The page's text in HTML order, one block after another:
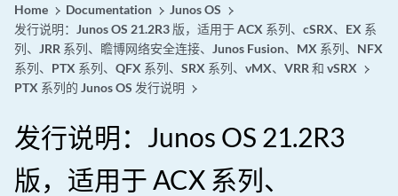
Home Documentation
Junos OS
发行说明：Junos OS 21.2R3 版，适用于 ACX 系列、cSRX、EX 系
列、JRR 系列、瞻博网络安全连接、Junos Fusion、MX 系列、NFX
系列、PTX 系列、QFX 系列、SRX 系列、vMX、VRR 和 vSRX
PTX 系列的 Junos OS 发行说明
发行说明：Junos OS 21.2R3
版，适用于 ACX 系列、